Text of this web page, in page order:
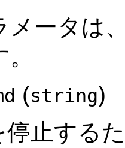
メータは
(string)
停止する